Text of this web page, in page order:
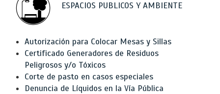
ESPACIOS PUBLICOS Y AMBIENTE
Autorización para Colocar Mesas y Sillas
Certificado Generadores de Residuos
Peligrosos y/o Tóxicos
Corte de pasto en casos especiales
Denuncia de Líquidos en la Vía Pública